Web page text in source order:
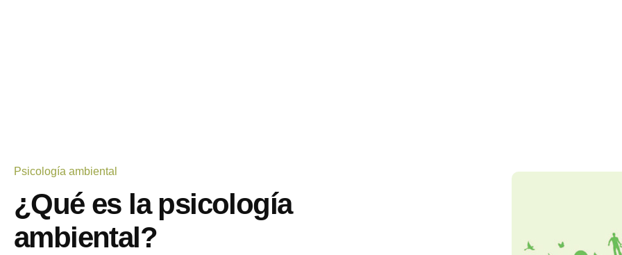
Psicología ambiental
¿Qué es la psicología
ambiental?